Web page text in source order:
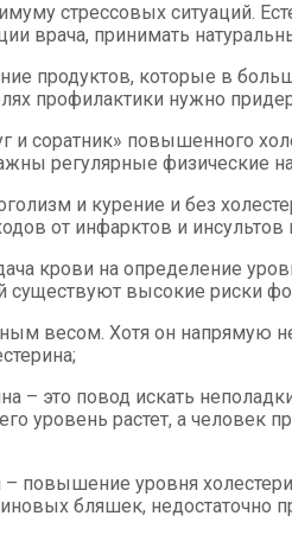
стрессовых ситуаций.
врача, принимать
продуктов, которые в
профилактики нужно
и соратник» повышенного
регулярные физические
и курение и без
от инфарктов и
крови на определение
существуют высокие риски
весом. Хотя он напрямую
– это повод искать
уровень растет, а
повышение уровня
бляшек,